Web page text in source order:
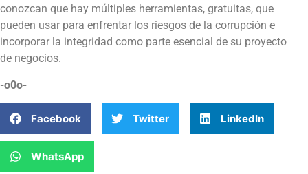
conozcan que hay múltiples herramientas, gratuitas, que
pueden usar para enfrentar los riesgos de la corrupción e
incorporar la integridad como parte esencial de su proyecto
de negocios.
-o0o-
Facebook Twitter LinkedIn
WhatsApp